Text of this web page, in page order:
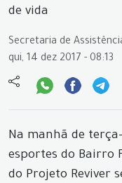
de vida
Secretaria de
qui, 14 dez 2017 - 08:13
Na manhã de
esportes do Bairro
do Projeto Reviver